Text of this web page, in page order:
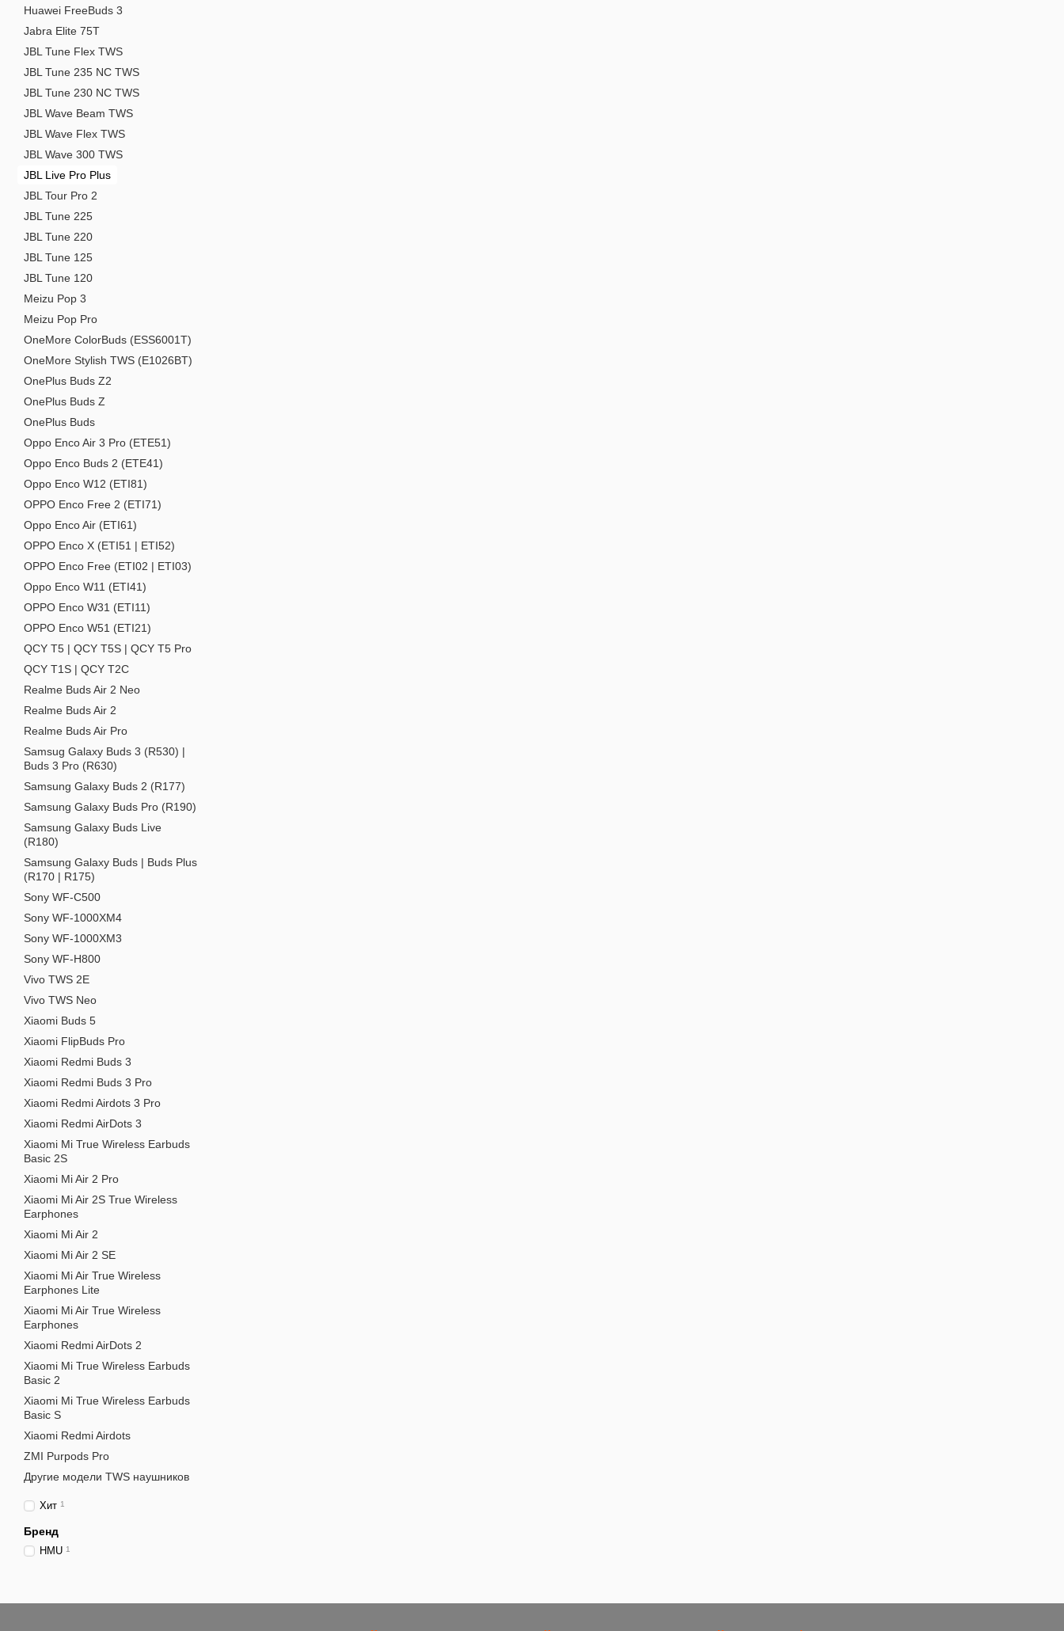
Huawei FreeBuds 3
Jabra Elite 75T
JBL Tune Flex TWS
JBL Tune 235 NC TWS
JBL Tune 230 NC TWS
JBL Wave Beam TWS
JBL Wave Flex TWS
JBL Wave 300 TWS
JBL Live Pro Plus
JBL Tour Pro 2
JBL Tune 225
JBL Tune 220
JBL Tune 125
JBL Tune 120
Meizu Pop 3
Meizu Pop Pro
OneMore ColorBuds (ESS6001T)
OneMore Stylish TWS (E1026BT)
OnePlus Buds Z2
OnePlus Buds Z
OnePlus Buds
Oppo Enco Air 3 Pro (ETE51)
Oppo Enco Buds 2 (ETE41)
Oppo Enco W12 (ETI81)
OPPO Enco Free 2 (ETI71)
Oppo Enco Air (ETI61)
OPPO Enco X (ETI51 | ETI52)
OPPO Enco Free (ETI02 | ETI03)
Oppo Enco W11 (ETI41)
OPPO Enco W31 (ETI11)
OPPO Enco W51 (ETI21)
QCY T5 | QCY T5S | QCY T5 Pro
QCY T1S | QCY T2C
Realme Buds Air 2 Neo
Realme Buds Air 2
Realme Buds Air Pro
Samsug Galaxy Buds 3 (R530) |
Buds 3 Pro (R630)
Samsung Galaxy Buds 2 (R177)
Samsung Galaxy Buds Pro (R190)
Samsung Galaxy Buds Live
(R180)
Samsung Galaxy Buds | Buds Plus
(R170 | R175)
Sony WF-C500
Sony WF-1000XM4
Sony WF-1000XM3
Sony WF-H800
Vivo TWS 2E
Vivo TWS Neo
Xiaomi Buds 5
Xiaomi FlipBuds Pro
Xiaomi Redmi Buds 3
Xiaomi Redmi Buds 3 Pro
Xiaomi Redmi Airdots 3 Pro
Xiaomi Redmi AirDots 3
Xiaomi Mi True Wireless Earbuds
Basic 2S
Xiaomi Mi Air 2 Pro
Xiaomi Mi Air 2S True Wireless
Earphones
Xiaomi Mi Air 2
Xiaomi Mi Air 2 SE
Xiaomi Mi Air True Wireless
Earphones Lite
Xiaomi Mi Air True Wireless
Earphones
Xiaomi Redmi AirDots 2
Xiaomi Mi True Wireless Earbuds
Basic 2
Xiaomi Mi True Wireless Earbuds
Basic S
Xiaomi Redmi Airdots
ZMI Purpods Pro
Другие модели TWS наушников
Хит 1
Бренд
HMU 1